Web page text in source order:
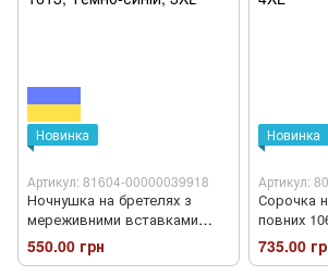
Новинка
Артикул: 81604-00000039918
Ночнушка на бретелях з
мереживними вставками
1613
550.00 грн
Новинка
Артикул:
Сорочка
повних
735.00